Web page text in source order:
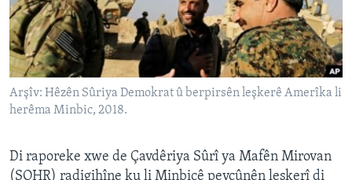
ÇAND Û HUNER
SERNIVÎS
SORANÎ
Learning English
FOLLOW US
Arşîv: Hêzên Sûriya Demokrat û berpirsên leşkerê Amerîka li
herêma Minbic, 2018.
Di raporeke xwe de Çavdêriya Sûrî ya Mafên Mirovan
(SOHR) radigihîne ku li Minbicê pevçûnên leşkerî di